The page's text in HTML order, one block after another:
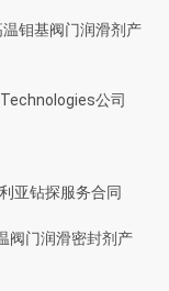
钼基阀门润滑剂产
公司
亚钻探服务合同
阀门润滑密封剂产